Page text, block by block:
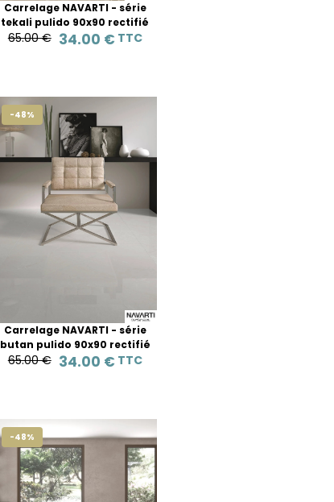
Carrelage NAVARTI - série
tekali pulido 90x90 rectifié
65.00 € 34.00 € TTC
-48%
Carrelage NAVARTI - série
butan pulido 90x90 rectifié
65.00 € 34.00 € TTC
-48%